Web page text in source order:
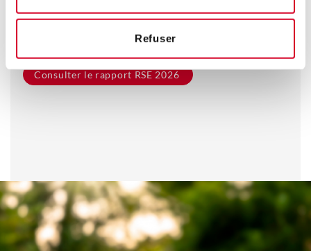
Refuser
Découvrez les principaux résultats et les perspectives
Consulter le rapport RSE 2026